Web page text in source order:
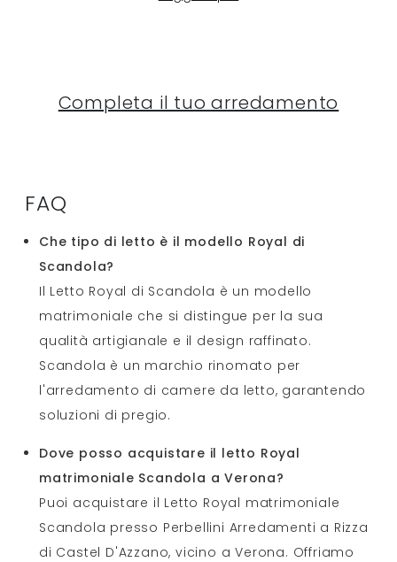
Completa il tuo arredamento
FAQ
Che tipo di letto è il modello Royal di
Scandola?
Il Letto Royal di Scandola è un modello
matrimoniale che si distingue per la sua
qualità artigianale e il design raffinato.
Scandola è un marchio rinomato per
l'arredamento di camere da letto, garantendo
soluzioni di pregio.
Dove posso acquistare il letto Royal
matrimoniale Scandola a Verona?
Puoi acquistare il Letto Royal matrimoniale
Scandola presso Perbellini Arredamenti a Rizza
di Castel D'Azzano, vicino a Verona. Offriamo